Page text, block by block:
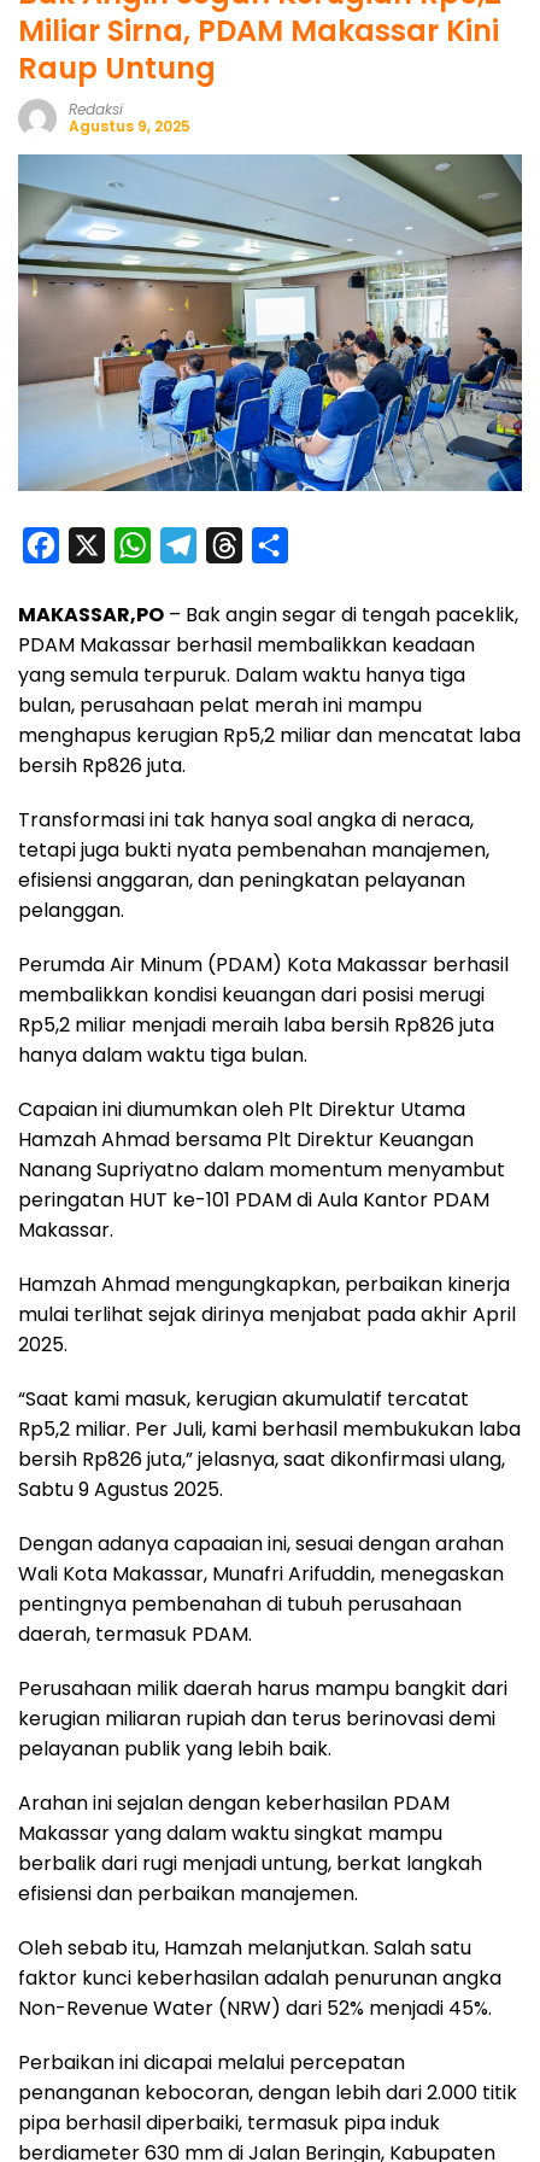
Miliar Sirna, PDAM Makassar Kini
Raup Untung
Redaksi
Agustus 9, 2025
c
e
b
o
o
W
a
t
s
A
p
l
e
g
r
r
e
a
d
a
r
e
MAKASSAR,PO – Bak angin segar di tengah paceklik,
PDAM Makassar berhasil membalikkan keadaan
yang semula terpuruk. Dalam waktu hanya tiga
bulan, perusahaan pelat merah ini mampu
menghapus kerugian Rp5,2 miliar dan mencatat laba
bersih Rp826 juta.
Transformasi ini tak hanya soal angka di neraca,
tetapi juga bukti nyata pembenahan manajemen,
efisiensi anggaran, dan peningkatan pelayanan
pelanggan.
Perumda Air Minum (PDAM) Kota Makassar berhasil
membalikkan kondisi keuangan dari posisi merugi
Rp5,2 miliar menjadi meraih laba bersih Rp826 juta
hanya dalam waktu tiga bulan.
Capaian ini diumumkan oleh Plt Direktur Utama
Hamzah Ahmad bersama Plt Direktur Keuangan
Nanang Supriyatno dalam momentum menyambut
peringatan HUT ke-101 PDAM di Aula Kantor PDAM
Makassar.
Hamzah Ahmad mengungkapkan, perbaikan kinerja
mulai terlihat sejak dirinya menjabat pada akhir April
2025.
“Saat kami masuk, kerugian akumulatif tercatat
Rp5,2 miliar. Per Juli, kami berhasil membukukan laba
bersih Rp826 juta,” jelasnya, saat dikonfirmasi ulang,
Sabtu 9 Agustus 2025.
Dengan adanya capaaian ini, sesuai dengan arahan
Wali Kota Makassar, Munafri Arifuddin, menegaskan
pentingnya pembenahan di tubuh perusahaan
daerah, termasuk PDAM.
Perusahaan milik daerah harus mampu bangkit dari
kerugian miliaran rupiah dan terus berinovasi demi
pelayanan publik yang lebih baik.
Arahan ini sejalan dengan keberhasilan PDAM
Makassar yang dalam waktu singkat mampu
berbalik dari rugi menjadi untung, berkat langkah
efisiensi dan perbaikan manajemen.
Oleh sebab itu, Hamzah melanjutkan. Salah satu
faktor kunci keberhasilan adalah penurunan angka
Non-Revenue Water (NRW) dari 52% menjadi 45%.
Perbaikan ini dicapai melalui percepatan
penanganan kebocoran, dengan lebih dari 2.000 titik
pipa berhasil diperbaiki, termasuk pipa induk
berdiameter 630 mm di Jalan Beringin, Kabupaten